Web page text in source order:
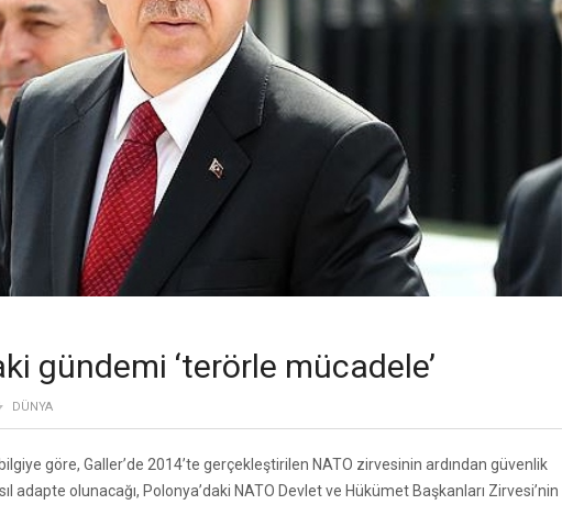
gündemi ‘terörle mücadele’
DÜNYA
göre, Galler’de 2014’te gerçekleştirilen NATO zirvesinin ardından güvenlik
adapte olunacağı, Polonya’daki NATO Devlet ve Hükümet Başkanları Zirvesi’nin